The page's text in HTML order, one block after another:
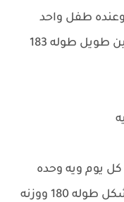
شمس وعنده طفل واحد
اسمه ايفان شكله مثل كل العراقيين طويل طوله 183
) كل يوم ويه وحده
عنده النسوان مثل اللبس كل يوم شكل طوله 180 ووزنه